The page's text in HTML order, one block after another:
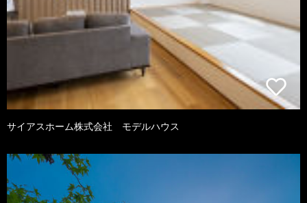
サイアスホーム株式会社 モデルハウス